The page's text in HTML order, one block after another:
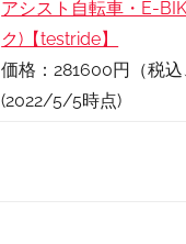
アシスト自転車・E-
ク)【testride】
価格：281600円（税
(2022/5/5時点)